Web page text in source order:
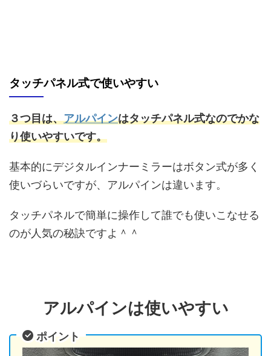
タッチパネル式で使いやすい
３つ目は、アルパインはタッチパネル式なのでかな
り使いやすいです。
基本的にデジタルインナーミラーはボタン式が多く
使いづらいですが、アルパインは違います。
タッチパネルで簡単に操作して誰でも使いこなせる
のが人気の秘訣ですよ＾＾
アルパインは使いやすい
ポイント